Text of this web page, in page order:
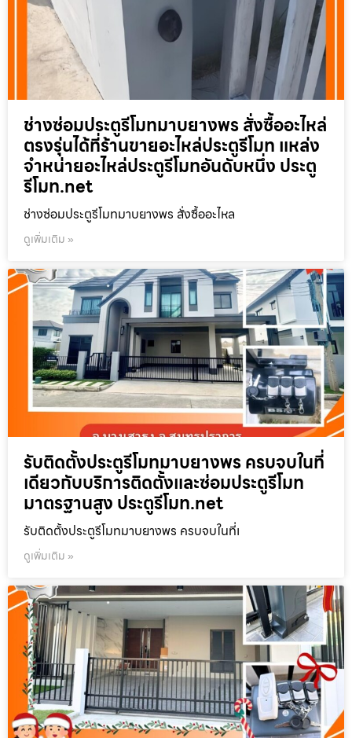
ช่างซ่อมประตูรีโมทมาบยางพร สั่งซื้ออะไหล่
ตรงรุ่นได้ที่ร้านขายอะไหล่ประตูรีโมท แหล่ง
จำหน่ายอะไหล่ประตูรีโมทอันดับหนึ่ง ประตู
รีโมท.net
ช่างซ่อมประตูรีโมทมาบยางพร สั่งซื้ออะไหล
ดูเพิ่มเติม »
รับติดตั้งประตูรีโมทมาบยางพร ครบจบในที่
เดียวกับบริการติดตั้งและซ่อมประตูรีโมท
มาตรฐานสูง ประตูรีโมท.net
รับติดตั้งประตูรีโมทมาบยางพร ครบจบในที่เ
ดูเพิ่มเติม »